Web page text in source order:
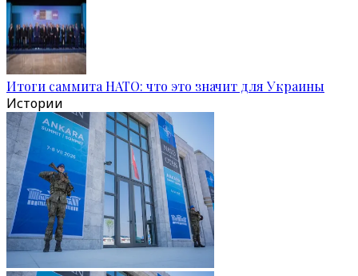
Итоги саммита НАТО: что это значит для Украины
Истории